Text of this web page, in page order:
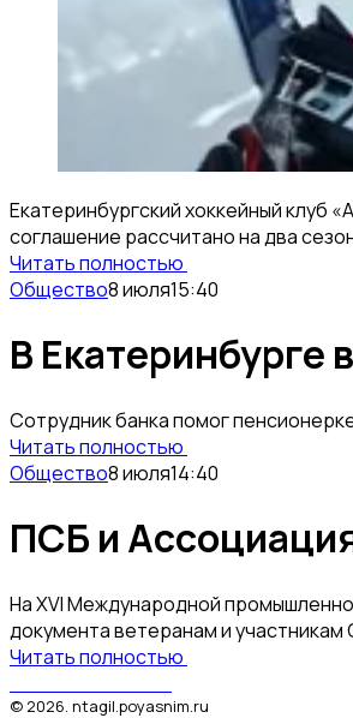
Екатеринбургский хоккейный клуб
соглашение рассчитано на два
Читать полностью
Общество8 июля15:40
В Екатеринбурге
Сотрудник банка помог
Читать полностью
Общество8 июля14:40
ПСБ и
На XVI Международной
документа ветеранам и
Читать полностью
© 2026 ntagil.poyasnim.ru